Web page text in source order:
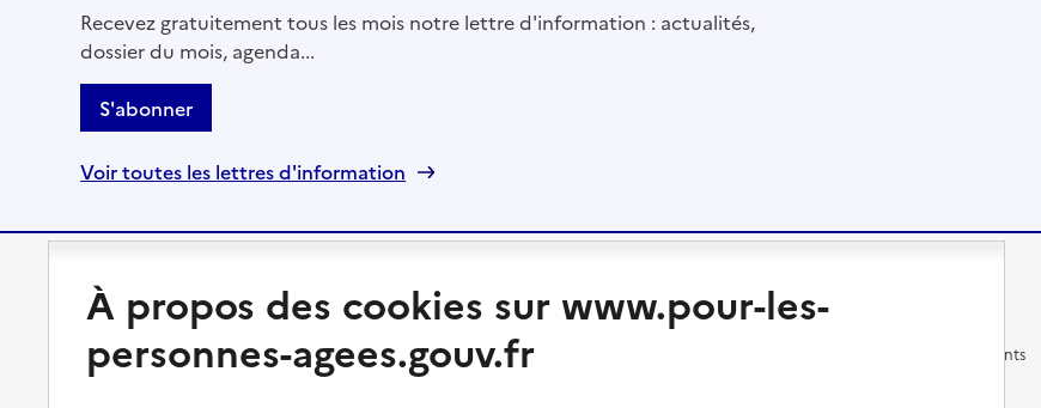
Recevez gratuitement tous les mois notre lettre d'information : actualités,
dossier du mois, agenda...
S'abonner
Voir toutes les lettres d'information
Préserver son autonomie
Perte d'autonomie : évaluation
et droits
Bénéficier d'aide à domicile
Les différents établissements
À propos des cookies sur www.pour-les-
personnes-agees.gouv.fr